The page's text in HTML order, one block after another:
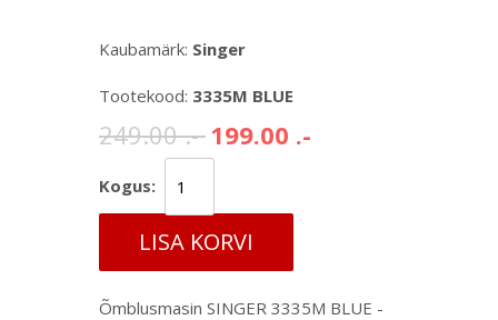
Kaubamärk: Singer
Tootekood: 3335M BLUE
249.00 .-199.00 .-
Kogus:
LISA KORVI
Õmblusmasin SINGER 3335M BLUE -